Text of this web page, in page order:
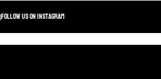
Follow us on instagram